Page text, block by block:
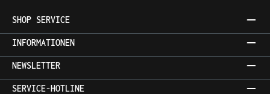
SHOP SERVICE
INFORMATIONEN
NEWSLETTER
SERVICE-HOTLINE